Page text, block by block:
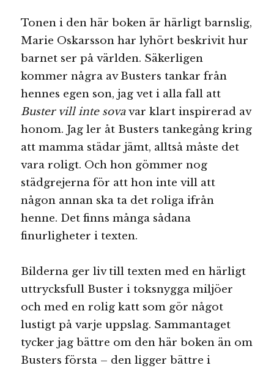
Tonen i den här boken är härligt barnslig,
Marie Oskarsson har lyhört beskrivit hur
barnet ser på världen. Säkerligen
kommer några av Busters tankar från
hennes egen son, jag vet i alla fall att
Buster vill inte sovavar klart inspirerad av
honom. Jag ler åt Busters tankegång kring
att mamma städar jämt, alltså måste det
vara roligt. Och hon gömmer nog
städgrejerna för att hon inte vill att
någon annan ska ta det roliga ifrån
henne. Det finns många sådana
finurligheter i texten.
Bilderna ger liv till texten med en härligt
uttrycksfull Buster i toksnygga miljöer
och med en rolig katt som gör något
lustigt på varje uppslag. Sammantaget
tycker jag bättre om den här boken än om
Busters första – den ligger bättre i